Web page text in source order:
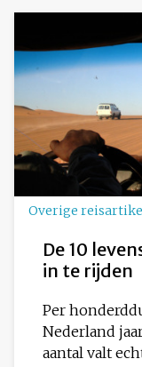
Overige
De 10
in te rijden
Per
Nederland
aantal valt